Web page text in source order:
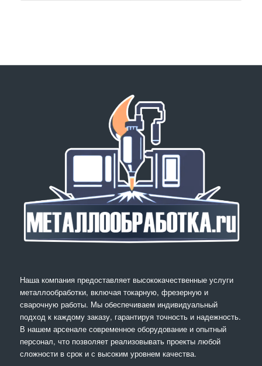
Наша компания предоставляет высококачественные услуги
металлообработки, включая токарную, фрезерную и
сварочную работы. Мы обеспечиваем индивидуальный
подход к каждому заказу, гарантируя точность и надежность.
В нашем арсенале современное оборудование и опытный
персонал, что позволяет реализовывать проекты любой
сложности в срок и с высоким уровнем качества.